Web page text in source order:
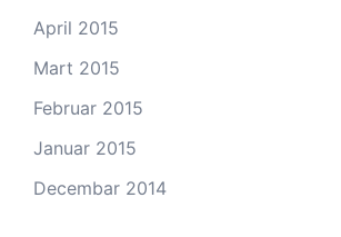
April 2015
Mart 2015
Februar 2015
Januar 2015
Decembar 2014